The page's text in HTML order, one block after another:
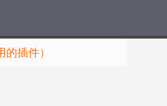
插件）